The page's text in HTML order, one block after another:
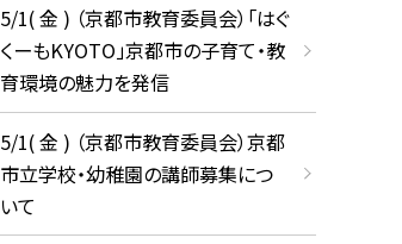
5/1( 金 ) （京都市教育委員会）「はぐ
くーもKYOTO」京都市の子育て・教
育環境の魅力を発信
5/1( 金 ) （京都市教育委員会）京都
市立学校・幼稚園の講師募集につ
いて